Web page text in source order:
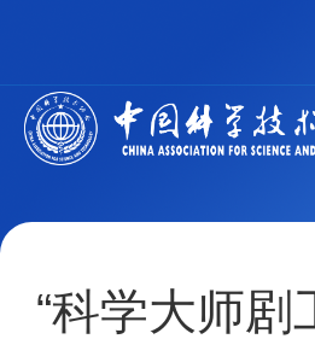
“科学大师剧